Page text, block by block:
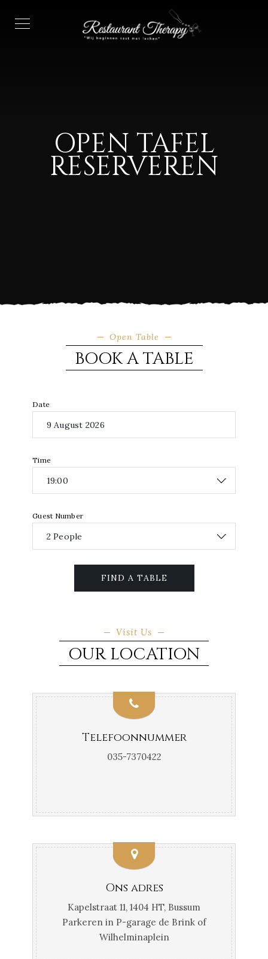
OPEN TAFEL
RESERVEREN
Open Table
BOOK A TABLE
Date
Time
Guest Number
FIND A TABLE
Visit Us
OUR LOCATION
Telefoonnummer
035-7370422
Ons adres
Kapelstraat 11, 1404 HT, Bussum
Parkeren in P-garage de Brink of
Wilhelminaplein